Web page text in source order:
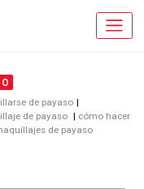
0
de payaso
de payaso
cómo hacer
de payaso